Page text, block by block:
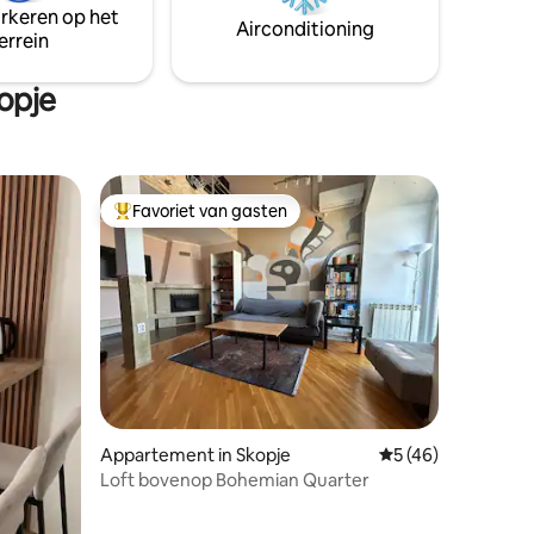
voor
van het Macedoniëplein, het
winkelcentrum City en de promenade
op het
Airconditioning
Topfavoriet van gasten
Favoriet van gasten
Appartement in Skopje Gemiddelde
5 (46)
Loft bovenop Bohemian Quarter